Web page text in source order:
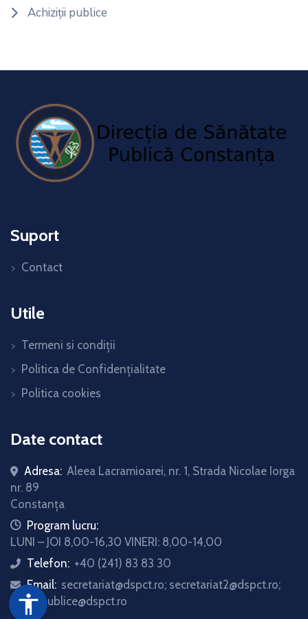
accessibility
Achiziții publice
Suport
Contact
Utile
Termeni si condiții
Politica de Confidențialitate
Politica cookies
Date contact
Adresa: Aleea Lacramioarei, nr. 1, Strada Nicolae Iorga
nr. 89
Constanța
iconProgram lucru:
LUNI – JOI 8,00-16,30 VINERI: 8,00-14,00
icon
Telefon: +40 (241) 83 83 30
icon
Email: secretariat@dspct.ro; secretariat2@dspct.ro;
relatii.publice@dspct.ro